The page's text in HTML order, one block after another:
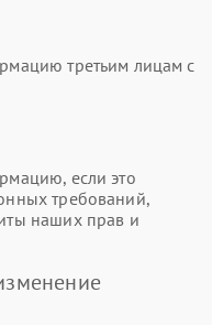
третьим лицам с
если это
требований,
наших прав и